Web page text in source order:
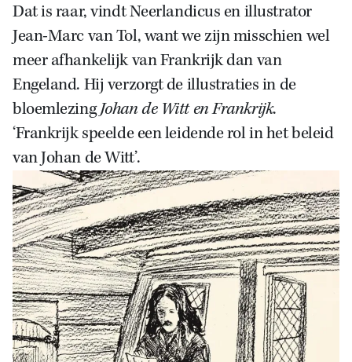
Zoek
Dat is raar, vindt Neerlandicus en illustrator
Jean-Marc van Tol, want we zijn misschien wel
meer afhankelijk van Frankrijk dan van
Engeland. Hij verzorgt de illustraties in de
bloemlezingJohan de Witt en Frankrijk.
‘Frankrijk speelde een leidende rol in het beleid
van Johan de Witt’.